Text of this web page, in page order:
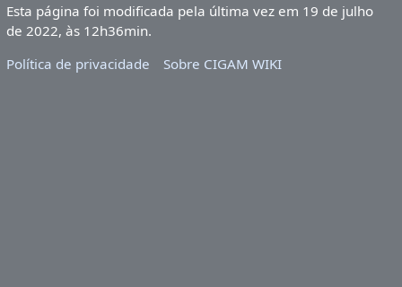
Esta página foi modificada pela última vez em 19 de julho
de 2022, às 12h36min.
Política de privacidade
Sobre CIGAM WIKI